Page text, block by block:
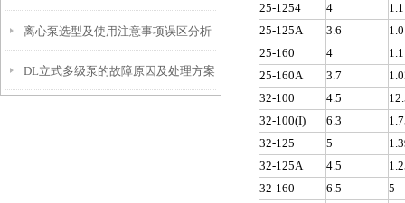
离心泵选型及使用注意事项误区分析
DL立式多级泵的故障原因及处理方案
25-1254
4
25-125A
3.6
1.0
25-160
4
25-160A
3.7
32-100
4.5
32-100(I)
6.3
32-125
5
32-125A
4.5
32-160
6.5
5